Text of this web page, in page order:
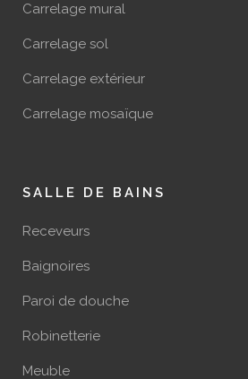
Carrelage mural
Carrelage sol
Carrelage extérieur
Carrelage mosaïque
SALLE DE BAINS
Receveurs
Baignoires
Paroi de douche
Robinetterie
Meuble